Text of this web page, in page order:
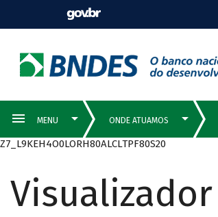
Z7_L9KEH4O0LORH80ALCLTPF80S20